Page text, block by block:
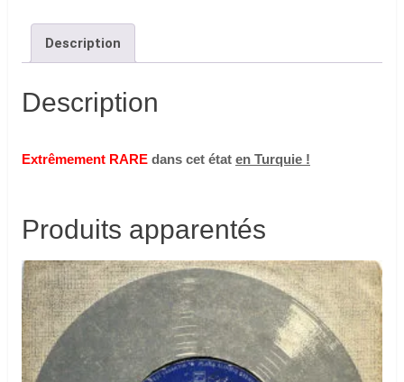
Description
Description
Extrêmement RAREdans cet état en Turquie !
Produits apparentés